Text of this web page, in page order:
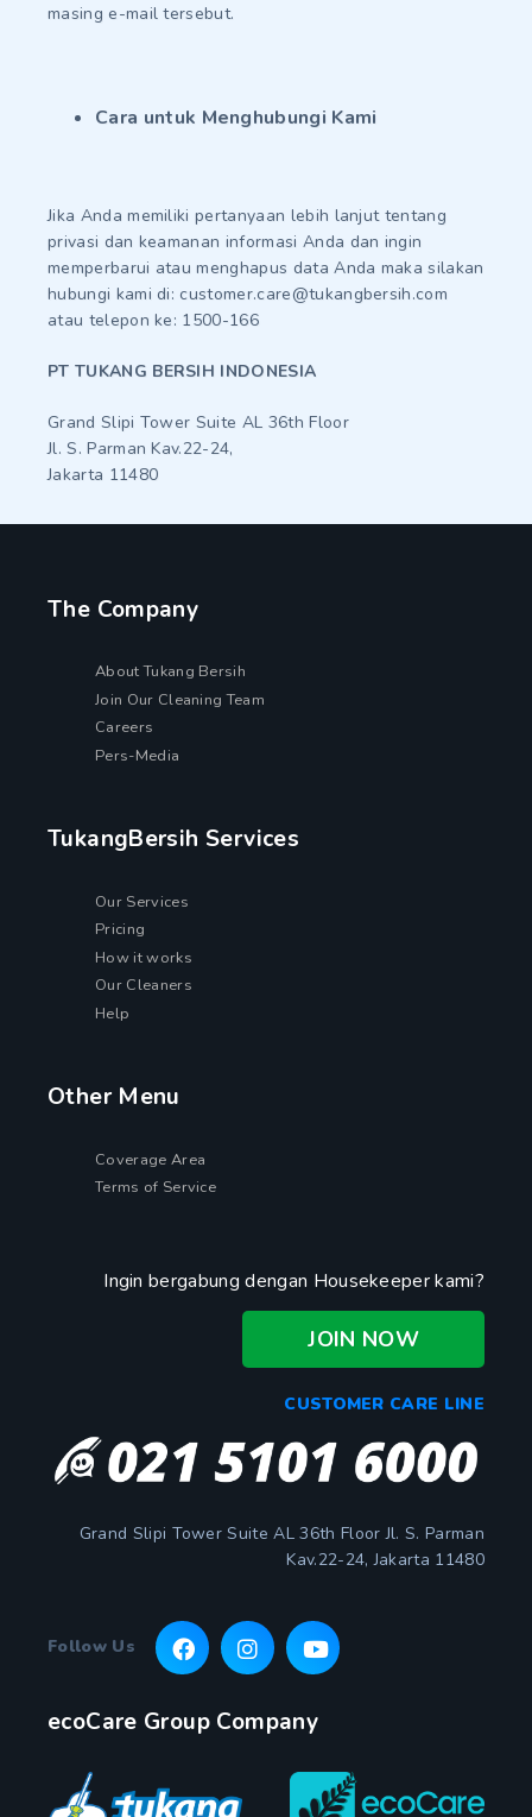
masing e-mail tersebut.
Cara untuk Menghubungi Kami
Jika Anda memiliki pertanyaan lebih lanjut tentang
privasi dan keamanan informasi Anda dan ingin
memperbarui atau menghapus data Anda maka silakan
hubungi kami di: customer.care@tukangbersih.com
atau telepon ke: 1500-166
PT TUKANG BERSIH INDONESIA
Grand Slipi Tower Suite AL 36th Floor
Jl. S. Parman Kav.22-24,
Jakarta 11480
The Company
About Tukang Bersih
Join Our Cleaning Team
Careers
Pers-Media
TukangBersih Services
Our Services
Pricing
How it works
Our Cleaners
Help
Other Menu
Coverage Area
Terms of Service
Ingin bergabung dengan Housekeeper kami?
JOIN NOW
CUSTOMER CARE LINE
Grand Slipi Tower Suite AL 36th Floor Jl. S. Parman
Kav.22-24, Jakarta 11480
Follow Us
ecoCare Group Company